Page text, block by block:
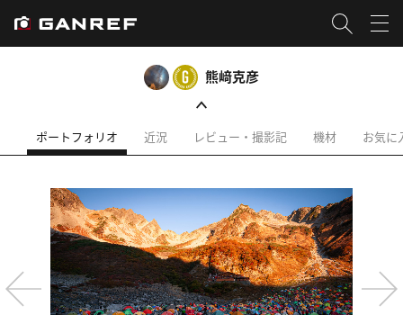
熊﨑克彦
ポートフォリオ 近況 レビュー・撮影記 機材 お気に